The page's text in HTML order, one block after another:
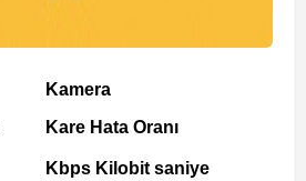
Kamera
Kare Hata Oranı
Kbps Kilobit saniye